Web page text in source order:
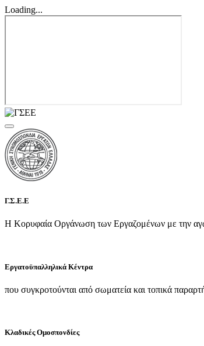
Loading...
Γ.Σ.Ε.Ε
Η Κορυφαία Οργάνωση των Εργαζομένων με την
Εργατοϋπαλληλικά Κέντρα
που συγκροτούνται από σωματεία και τοπικά
Κλαδικές Ομοσπονδίες